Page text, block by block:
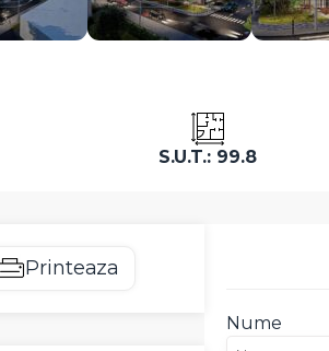
S.U.T.: 99.8
Printeaza
Nume